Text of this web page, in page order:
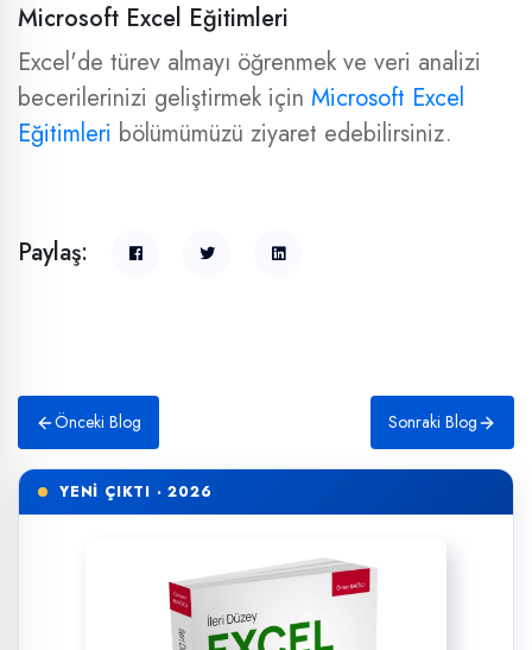
Microsoft Excel Eğitimleri
Excel'de türev almayı öğrenmek ve veri analizi
becerilerinizi geliştirmek için Microsoft Excel
Eğitimleri bölümümüzü ziyaret edebilirsiniz.
Paylaş:
Önceki Blog Sonraki Blog
YENİ ÇIKTI · 2026